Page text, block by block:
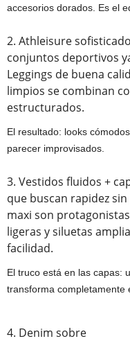
accesorios dorados. Es el
2. Athleisure
conjuntos deportivos
Leggings de buena
limpios se combinan
estructurados.
El resultado: looks
parecer improvisados.
3. Vestidos fluidos +
que buscan rapidez
maxi son
ligeras y siluetas
facilidad.
El truco está en las capas:
transforma completamente
4. Denim sobre